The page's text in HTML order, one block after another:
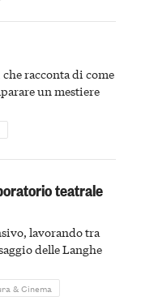
racconta di come
un mestiere
teatrale
lavorando tra
delle Langhe
& Cinema